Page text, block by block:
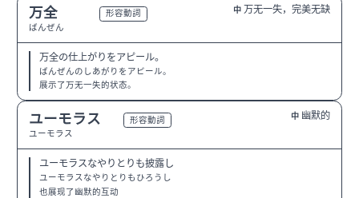
万全
ばんぜん
形容動詞 中 万无一失，完美无缺
万全の仕上がりをアピール。
ばんぜんのしあがりをアピール。
展示了万无一失的状态。
ユーモラス
ユーモラス
形容動詞 中 幽默的
ユーモラスなやりとりも披露し
ユーモラスなやりとりもひろうし
也展现了幽默的互动